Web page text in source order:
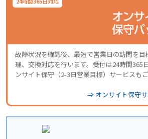
故障状況を確認後、最短で営業日の訪問を
理、交換対応を行います。受付は24時間365
ンサイト保守（2-3日営業目標）サービスもご
⇒ オンサイト保守